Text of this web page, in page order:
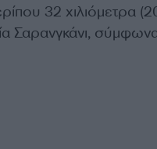
32 χιλιόμετρα
Σαρανγκάνι,